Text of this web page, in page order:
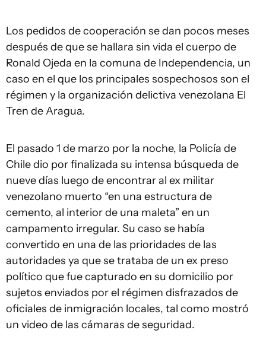
Los pedidos de cooperación se dan pocos meses
después de que se hallara sin vida el cuerpo de
Ronald Ojeda en la comuna de Independencia, un
caso en el que los principales sospechosos son el
régimen y la organización delictiva venezolana El
Tren de Aragua.
El pasado 1 de marzo por la noche, la Policía de
Chile dio por finalizada su intensa búsqueda de
nueve días luego de encontrar al ex militar
venezolano muerto “en una estructura de
cemento, al interior de una maleta” en un
campamento irregular. Su caso se había
convertido en una de las prioridades de las
autoridades ya que se trataba de un ex preso
político que fue capturado en su domicilio por
sujetos enviados por el régimen disfrazados de
oficiales de inmigración locales, tal como mostró
un video de las cámaras de seguridad.